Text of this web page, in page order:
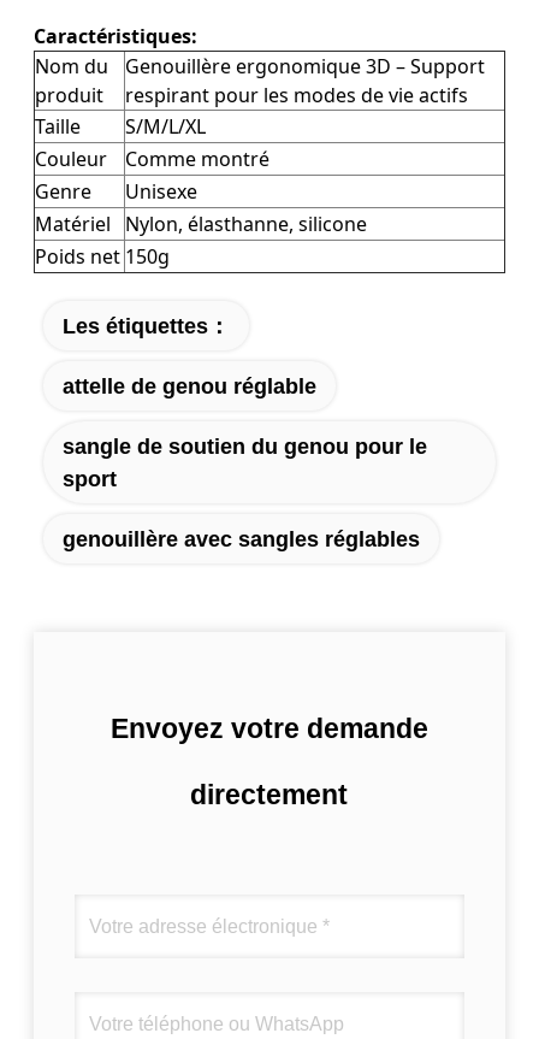
Caractéristiques:
Nom du
produit
Genouillère ergonomique 3D – Support
respirant pour les modes de vie actifs
Taille
S/M/L/XL
Couleur
Comme montré
Genre
Unisexe
Matériel
Nylon, élasthanne, silicone
Poids net 150g
Les étiquettes：
attelle de genou réglable
sangle de soutien du genou pour le
sport
genouillère avec sangles réglables
Envoyez votre demande
directement